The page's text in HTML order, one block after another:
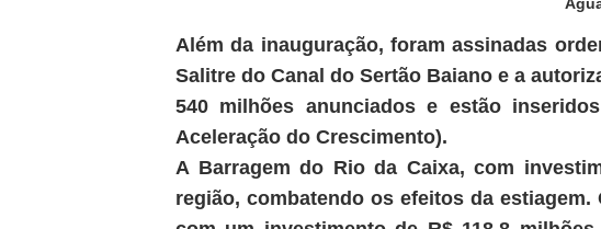
Além da inauguração, foram assinadas
Salitre do Canal do Sertão Baiano e a
540 milhões anunciados e estão
Aceleração do Crescimento).
A Barragem do Rio da Caixa, com
região, combatendo os efeitos da